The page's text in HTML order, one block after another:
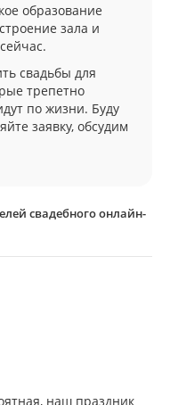
образование
зала и
свадьбы для
трепетно
по жизни. Буду
заявку, обсудим
свадебного онлайн-
наш праздник